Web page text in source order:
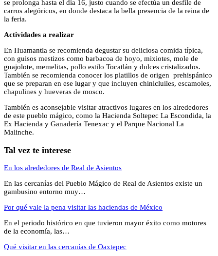
se prolonga hasta el día 16, justo cuando se efectúa un desfile de
carros alegóricos, en donde destaca la bella presencia de la reina de
la feria.
Actividades a realizar
En Huamantla se recomienda degustar su deliciosa comida típica,
con guisos mestizos como barbacoa de hoyo, mixiotes, mole de
guajolote, memelitas, pollo estilo Tocatlán y dulces cristalizados.
También se recomienda conocer los platillos de origen prehispánico
que se preparan en ese lugar y que incluyen chinicluiles, escamoles,
chapulines y hueveras de mosco.
También es aconsejable visitar atractivos lugares en los alrededores
de este pueblo mágico, como la Hacienda Soltepec La Escondida, la
Ex Hacienda y Ganadería Tenexac y el Parque Nacional La
Malinche.
Tal vez te interese
En los alrededores de Real de Asientos
En las cercanías del Pueblo Mágico de Real de Asientos existe un
gambusino entorno muy…
Por qué vale la pena visitar las haciendas de México
En el periodo histórico en que tuvieron mayor éxito como motores
de la economía, las…
Qué visitar en las cercanías de Oaxtepec